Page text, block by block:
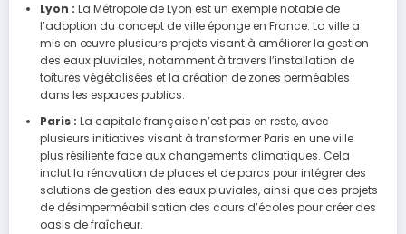
Lyon : La Métropole de Lyon est un exemple notable de
l’adoption du concept de ville éponge en France. La ville a
mis en œuvre plusieurs projets visant à améliorer la gestion
des eaux pluviales, notamment à travers l’installation de
toitures végétalisées et la création de zones perméables
dans les espaces publics.
Paris : La capitale française n’est pas en reste, avec
plusieurs initiatives visant à transformer Paris en une ville
plus résiliente face aux changements climatiques. Cela
inclut la rénovation de places et de parcs pour intégrer des
solutions de gestion des eaux pluviales, ainsi que des projets
de désimperméabilisation des cours d’écoles pour créer des
oasis de fraîcheur.